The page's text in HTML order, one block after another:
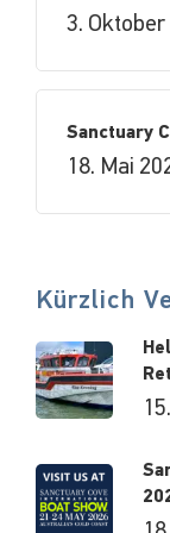
3. Oktober
Sanctuary
18. Mai
Kürzlich